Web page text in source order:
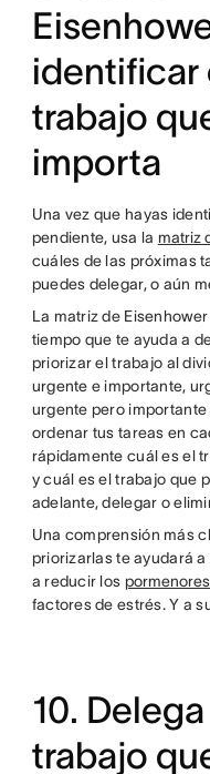
identificar
trabajo
importa
Una vez que hayas
pendiente, usa la matriz
cuáles de las próximas
puedes delegar, o aún
La matriz de
tiempo que te ayuda a
priorizar el trabajo al
urgente e importante,
urgente pero
ordenar tus tareas en
rápidamente cuál es el
y cuál es el trabajo que
adelante, delegar o
Una comprensión más
priorizarlas te ayudará
a reducir los
factores de estrés. Y a
10.
trabajo